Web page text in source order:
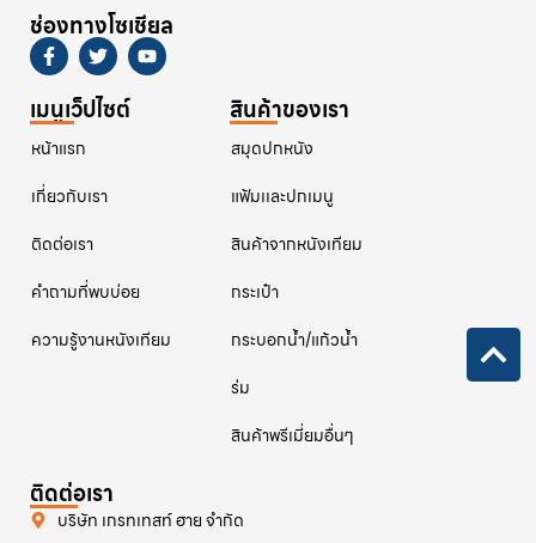
ช่องทางโซเชียล
เมนูเว็ปไซต์
หน้าแรก
เกี่ยวกับเรา
ติดต่อเรา
คําถามที่พบบ่อย
ความรู้งานหนังเทียม
สินค้าของเรา
สมุดปกหนัง
แฟ้มเเละปกเมนู
สินค้าจากหนังเทียม
กระเป๋า
กระบอกน้ำ/แก้วน้ำ
ร่ม
สินค้าพรีเมี่ยมอื่นๆ
ติดต่อเรา
บริษัท เกรทเทสท์ ฮาย จำกัด